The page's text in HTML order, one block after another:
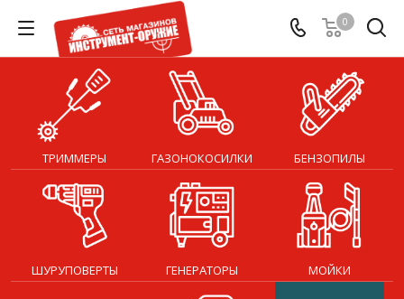
0
ТРИММЕРЫ ГАЗОНОКОСИЛКИ БЕНЗОПИЛЫ
ШУРУПОВЕРТЫ ГЕНЕРАТОРЫ МОЙКИ